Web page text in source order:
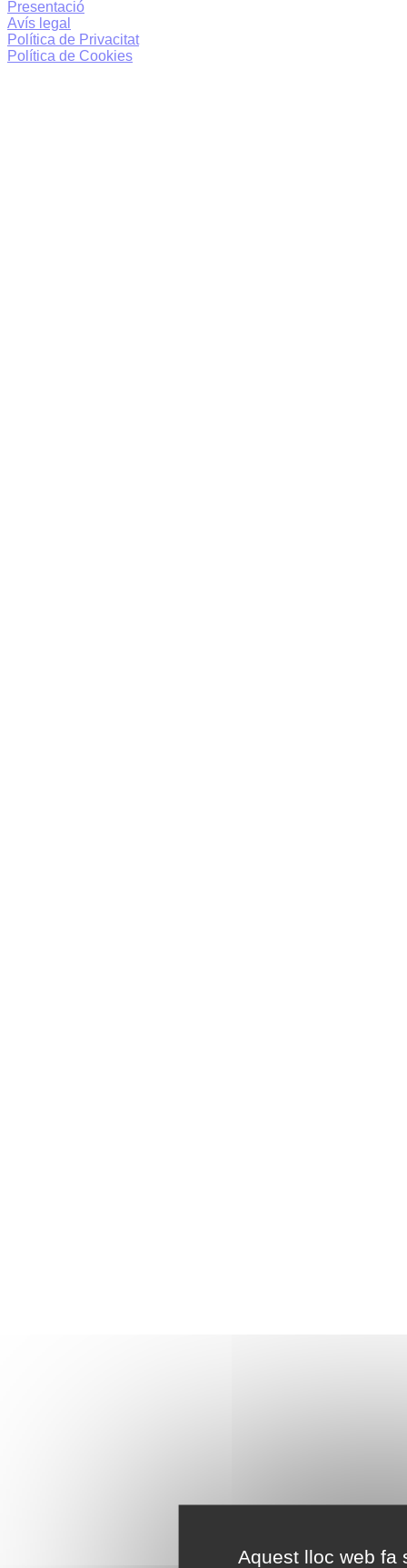
Aquest lloc web fa
Presentació
Avís legal
Política de Privacitat
Política de Cookies